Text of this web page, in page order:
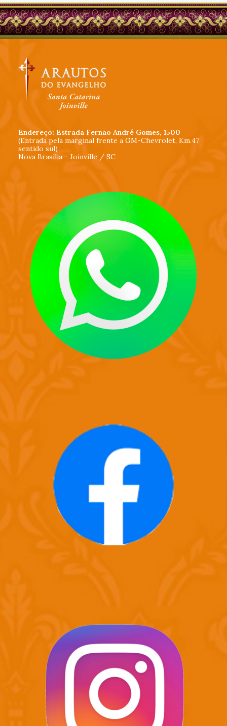
Endereço: Estrada Fernão André Gomes, 1500
(Entrada pela marginal frente a GM-Chevrolet, Km.47
sentido sul)
Nova Brasília - Joinville / SC